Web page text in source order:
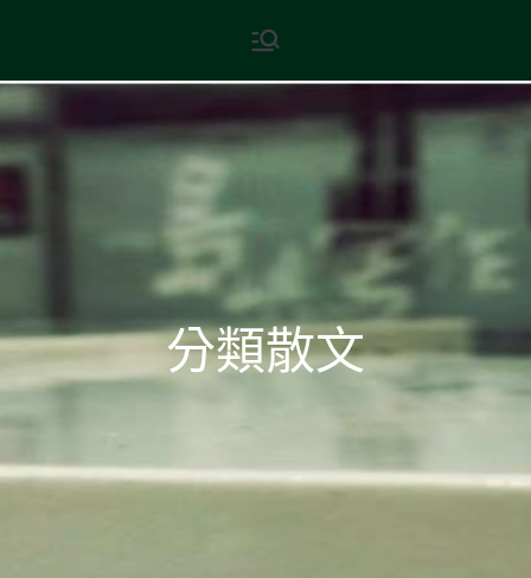
content
現代文學
地球小如鴿卵，/ 我輕輕地將它
分類散文